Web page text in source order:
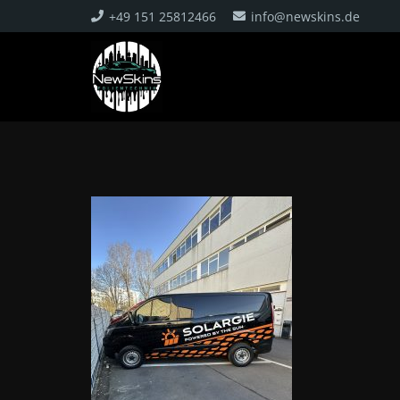
+49 151 25812466 info@newskins.de